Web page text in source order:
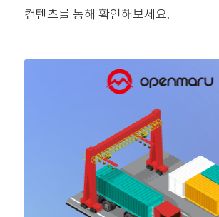
컨텐츠를 통해 확인해보세요.